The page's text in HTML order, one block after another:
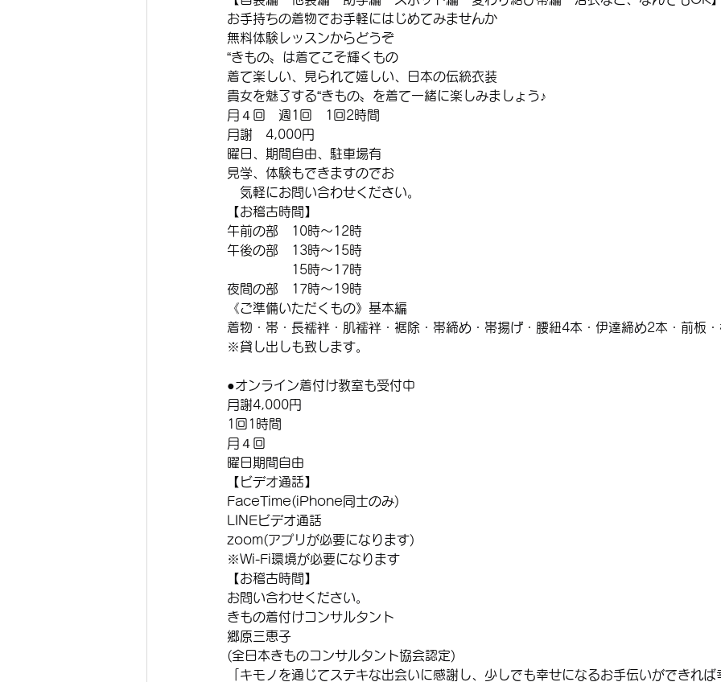
お手持ちの着物でお手軽にはじめてみませんか
無料体験レッスンからどうぞ
“きもの〟は着てこそ輝くもの
着て楽しい、見られて嬉しい、日本の伝統衣装
貴女を魅了する“きもの〟を着て一緒に楽しみましょう♪
月４回　週1回　1回2時間
月謝　4,000円
曜日、期間自由、駐車場有
見学、体験もできますのでお
気軽にお問い合わせください。
【お稽古時間】
午前の部　10時〜12時
午後の部　13時〜15時
15時〜17時
夜間の部　17時〜19時
《ご準備いただくもの》基本編
着物・帯・長襦袢・肌襦袢・裾除・帯締め・帯揚げ・腰紐4本・伊達締め2本・前板
※貸し出しも致します。
●オンライン着付け教室も受付中
月謝4,000円
1回1時間
月４回
曜日期間自由
【ビデオ通話】
FaceTime(iPhone同士のみ)
LINEビデオ通話
zoom(アプリが必要になります)
※Wi-Fi環境が必要になります
【お稽古時間】
お問い合わせください。
きもの着付けコンサルタント
郷原三恵子
(全日本きものコンサルタント協会認定)
「キモノを通じてステキな出会いに感謝し、少しでも幸せになるお手伝いができれば